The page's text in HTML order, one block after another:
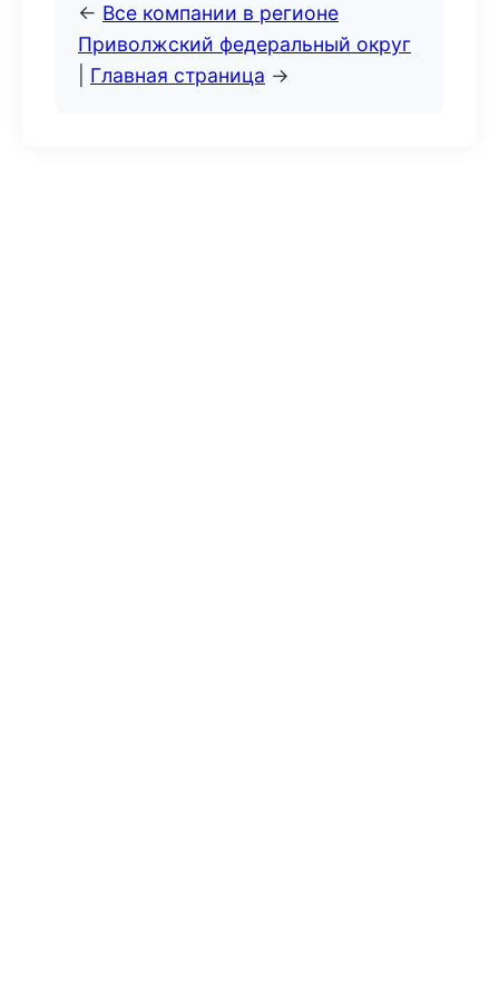
← Все компании в регионе
Приволжский федеральный округ
Главная страница →